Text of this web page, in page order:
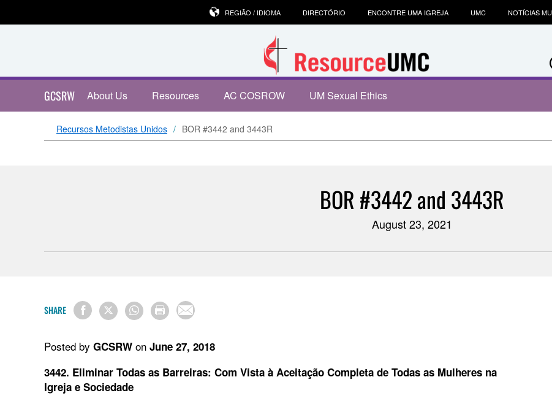
REGIÃO / IDIOMA DIRECTÓRIO ENCONTRE UMA IGREJA UMC NOTÍCIAS MU
GCSRW About Us Resources AC COSROW UM Sexual Ethics
Recursos Metodistas Unidos BOR #3442 and 3443R
BOR #3442 and 3443R
August 23, 2021
SHARE
Posted by GCSRW on June 27, 2018
3442. Eliminar Todas as Barreiras: Com Vista à Aceitação Completa de Todas as Mulheres na
Igreja e Sociedade